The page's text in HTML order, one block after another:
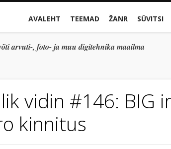
AVALEHT TEEMAD ŽANR SÜVITSI
arvuti-, foto- ja muu digitehnika maailma
vidin #146: BIG
kinnitus